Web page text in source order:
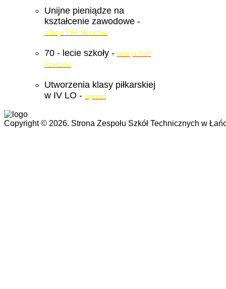
Unijne pieniądze na
kształcenie zawodowe -
relacja TVP Rzeszów
70 - lecie szkoły - relacja TVP
Rzeszów
Utworzenia klasy piłkarskiej
w IV LO - wywiad
Copyright © 2026. Strona Zespołu Szkół Technicznych w